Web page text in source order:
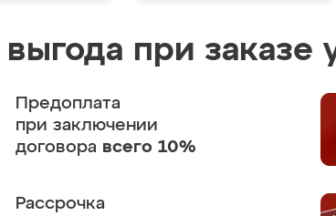
при заказе
Предоплата
при заключении
договора всего 10%
Рассрочка